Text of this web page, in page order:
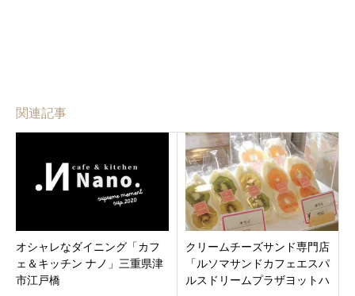
関連記事
オシャレなダイニング「カフ
ェ＆キッチン ナノ」三重県津
市江戸橋
クリームチーズサンド専門店
「ルソマサンドカフェエスパ
ルスドリームプラザヨットハ